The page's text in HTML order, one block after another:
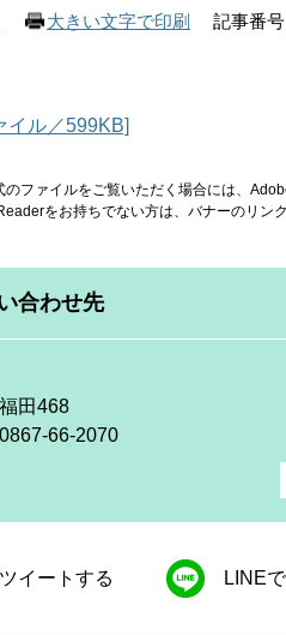
大きい文字で印刷 記事番
イル／599KB]
のファイルをご覧いただく場合には、
をお持ちでない方は、バナーのリン
合わせ先
田468
66-2070
ツイートする LINE